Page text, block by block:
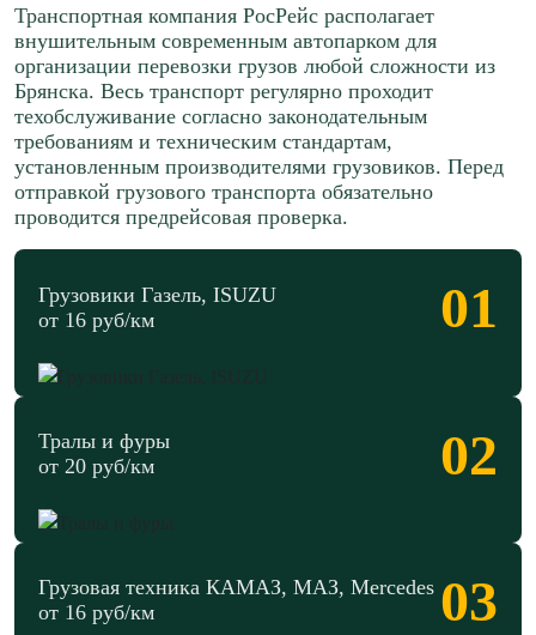
Транспортная компания РосРейс располагает
внушительным современным автопарком для
организации перевозки грузов любой сложности из
Брянска. Весь транспорт регулярно проходит
техобслуживание согласно законодательным
требованиям и техническим стандартам,
установленным производителями грузовиков. Перед
отправкой грузового транспорта обязательно
проводится предрейсовая проверка.
Грузовики Газель, ISUZU
от 16 руб/км
01
Тралы и фуры
от 20 руб/км
02
Грузовая техника КАМАЗ, МАЗ, Mercedes
от 16 руб/км
03